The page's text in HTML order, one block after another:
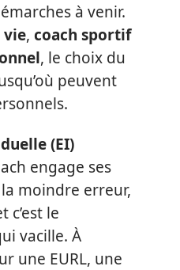
à venir.
vie, coach sportif
, le choix du
peuvent
(EI)
engage ses
moindre erreur,
c’est le
vacille. À
une EURL, une